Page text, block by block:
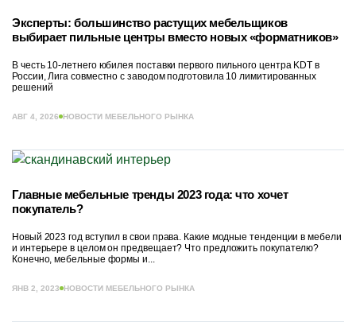
Эксперты: большинство растущих мебельщиков
выбирает пильные центры вместо новых «форматников»
В честь 10-летнего юбилея поставки первого пильного центра KDT в
России, Лига совместно с заводом подготовила 10 лимитированных
решений
АВГ 4, 2026 НОВОСТИ МЕБЕЛЬНОГО РЫНКА
Главные мебельные тренды 2023 года: что хочет
покупатель?
Новый 2023 год вступил в свои права. Какие модные тенденции в мебели
и интерьере в целом он предвещает? Что предложить покупателю?
Конечно, мебельные формы и...
ЯНВ 2, 2023 НОВОСТИ МЕБЕЛЬНОГО РЫНКА